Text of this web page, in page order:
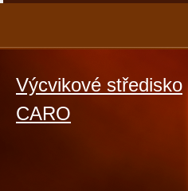
Výcvikové středisko
CARO